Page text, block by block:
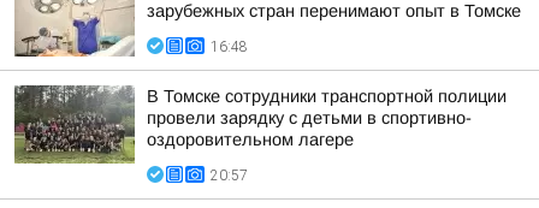
зарубежных стран перенимают опыт в Томске
16:48
В Томске сотрудники транспортной полиции
провели зарядку с детьми в спортивно-
оздоровительном лагере
20:57